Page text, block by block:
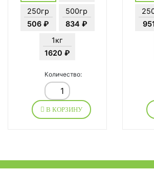
250гр
506 ₽
500гр
834 ₽
1кг
1620 ₽
Количество:
В КОРЗИНУ